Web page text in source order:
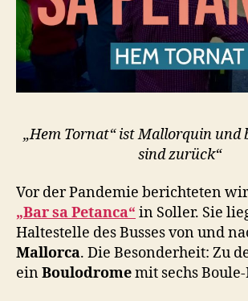
„Hem Tornat“ ist Mallorquin und
sind zurück“
Vor der Pandemie berichteten
„Bar sa Petanca“ in Soller. Sie
Haltestelle des Busses von und
Mallorca. Die Besonderheit: Zu
einBoulodromemit sechs